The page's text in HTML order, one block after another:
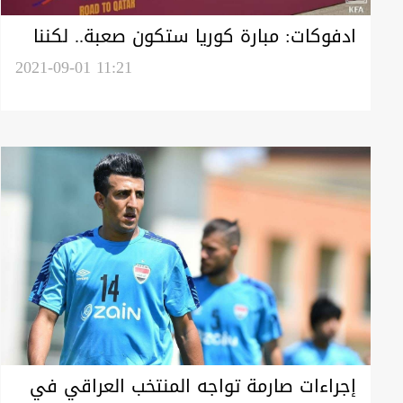
ادفوكات: مبارة كوريا ستكون صعبة.. لكننا
2021-09-01 11:21
إجراءات صارمة تواجه المنتخب العراقي في